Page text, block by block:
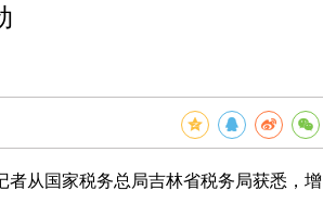
从国家税务总局吉林省税务局获悉，增